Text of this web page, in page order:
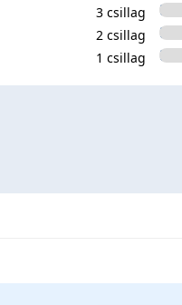
3 csillag
2 csillag
1 csillag